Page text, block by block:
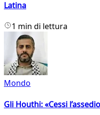
Latina
1 min di lettura
Mondo
Gli Houthi: «Cessi